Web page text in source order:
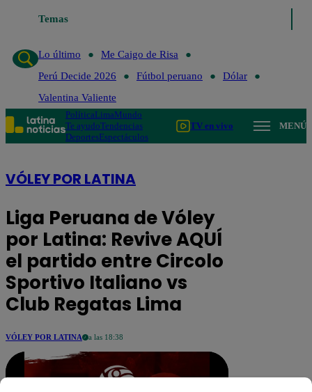
Temas
de Risa Perú Decide 2026
Lo último
Me Caigo de Risa
Perú Decide 2026
Fútbol peruano
Dólar
Valentina Valiente
PolíticaLimaMundo
Te ayudoTendencias
DeportesEspectáculos
TV en vivo MENÚ
VÓLEY POR LATINA
Liga Peruana de Vóley
por Latina: Revive AQUÍ
el partido entre Circolo
Sportivo Italiano vs
Club Regatas Lima
VÓLEY POR LATINA a las 18:38